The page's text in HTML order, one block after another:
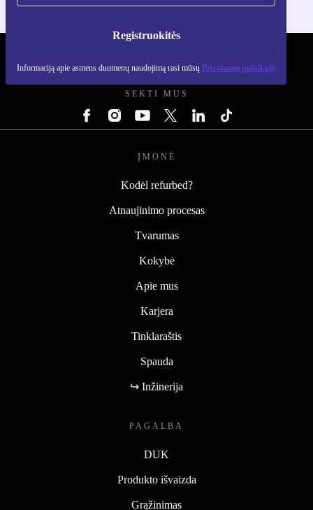
Registruokitės
Informaciją apie asmens duomenų naudojimą rasi mūsų Privatumo politikoje
SEKTI MUS
ĮMONĖ
Kodėl refurbed?
Atnaujinimo procesas
Tvarumas
Kokybė
Apie mus
Karjera
Tinklaraštis
Spauda
↪ Inžinerija
PAGALBA
DUK
Produkto išvaizda
Grąžinimas